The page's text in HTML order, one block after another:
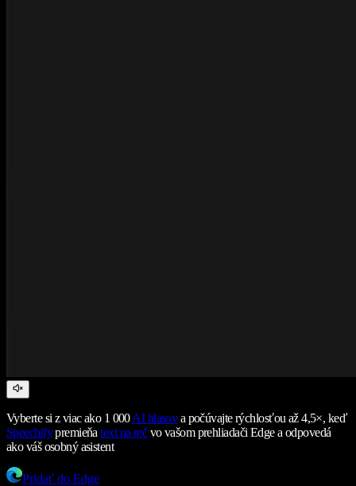
Vyberte si z viac ako 1 000AI hlasova počúvajte rýchlosťou až 4,5×, keď
Speechifypremieňatext na rečvo vašom prehliadači Edge a odpovedá
ako váš osobný asistent
Pridať do Edge